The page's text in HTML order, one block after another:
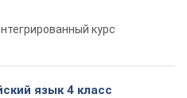
курс
язык 4 класс